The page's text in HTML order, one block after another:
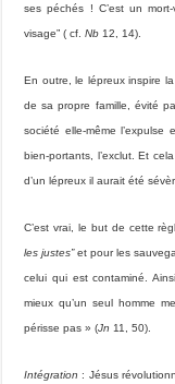
ses péchés ! C’est un
visage” ( cf.Nb 12, 14).
En outre, le lépreux inspire
de sa propre famille, évité
société elle-même
bien-portants, l’exclut. Et
d’un lépreux il aurait été
C’est vrai, le but de cette
les justes”et pour les
celui qui est contaminé.
mieux qu’un seul homme
périsse pas » (Jn 11, 50).
Intégration : Jésus